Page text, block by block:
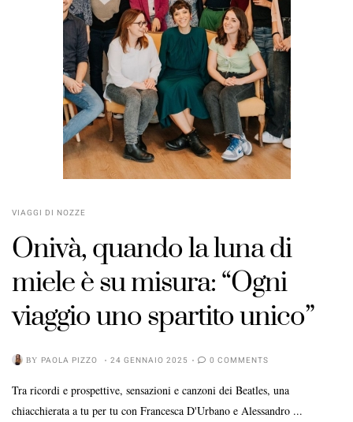
VIAGGI DI NOZZE
Onivà, quando la luna di
miele è su misura: “Ogni
viaggio uno spartito unico”
BY PAOLA PIZZO 24 GENNAIO 2025 0 COMMENTS
Tra ricordi e prospettive, sensazioni e canzoni dei Beatles, una
chiacchierata a tu per tu con Francesca D'Urbano e Alessandro ...